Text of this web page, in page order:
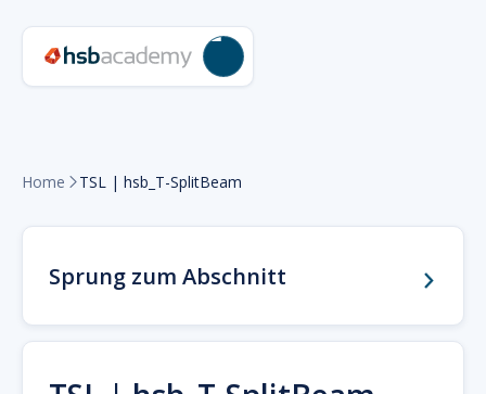
Home  TSL | hsb_T-SplitBeam
Sprung zum Abschnitt